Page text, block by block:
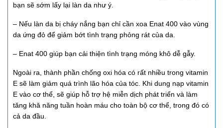
bạn sẽ sớm lấy lại làn da như ý.
– Nếu làn da bị cháy nắng bạn chỉ cần xoa Enat 400 vào vùng
da ứng đỏ để giảm bớt tình trạng phỏng rát của da.
– Enat 400 giúp bạn cải thiện tình trạng móng khô dễ gẫy.
Ngoài ra, thành phần chống oxi hóa có rất nhiều trong vitamin
E sẽ làm giảm quá trình lão hóa của tóc. Khi dung nạp vitamin
E vào cơ thể, sẽ giúp hỗ trợ hệ miễn dịch phát triển và làm
tăng khă năng tuần hoàn máu cho toàn bộ cơ thể, trong đó có
cả da đầu.